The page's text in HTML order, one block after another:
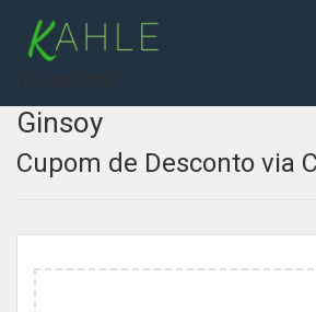
Ginsoy
Cupom de Desconto via